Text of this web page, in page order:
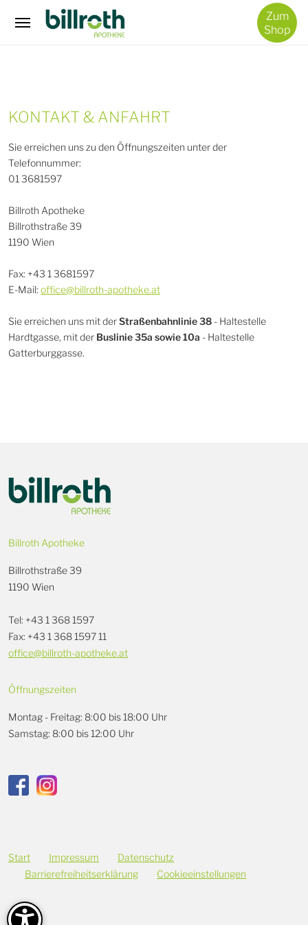
Zum
Shop
Kontakt & Anfahrt
KONTAKT & ANFAHRT
Sie erreichen uns zu den Öffnungszeiten unter der
Telefonnummer:
01 3681597
Billroth Apotheke
Billrothstraße 39
1190 Wien
Fax: +43 1 3681597
E-Mail: office@billroth-apotheke.at
Sie erreichen uns mit derStraßenbahnlinie 38 - Haltestelle
Hardtgasse, mit der Buslinie 35a sowie 10a - Haltestelle
Gatterburggasse.
Billroth Apotheke
Billrothstraße 39
1190 Wien
Tel: +43 1 368 1597
Fax: +43 1 368 1597 11
office@billroth-apotheke.at
Öffnungszeiten
Montag - Freitag: 8:00 bis 18:00 Uhr
Samstag: 8:00 bis 12:00 Uhr
Start Impressum
Datenschutz
Barrierefreiheitserklärung
Cookieeinstellungen